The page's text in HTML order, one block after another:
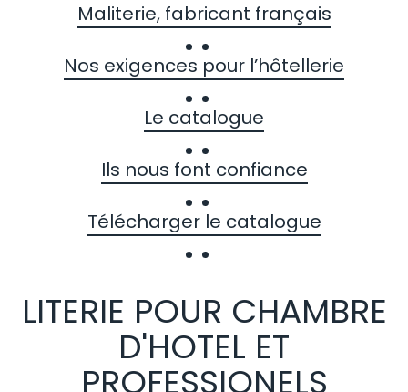
Maliterie, fabricant français
Nos exigences pour l’hôtellerie
Le catalogue
Ils nous font confiance
Télécharger le catalogue
LITERIE POUR CHAMBRE
D'HOTEL ET
PROFESSIONELS